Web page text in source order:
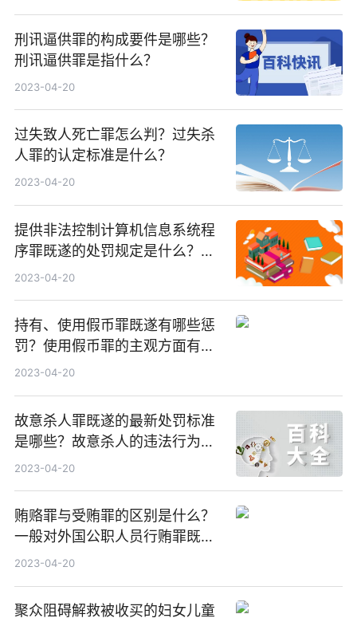
刑讯逼供罪的构成要件是哪些？
刑讯逼供罪是指什么？
2023-04-20
过失致人死亡罪怎么判？过失杀
人罪的认定标准是什么？
2023-04-20
提供非法控制计算机信息系统程
序罪既遂的处罚规定是什么？提
供非法控制计算机信息系统程序
2023-04-20
持有、使用假币罪既遂有哪些惩
罚？使用假币罪的主观方面有什
么内容？
2023-04-20
故意杀人罪既遂的最新处罚标准
是哪些？故意杀人的违法行为的
认定条件有哪些？
2023-04-20
贿赂罪与受贿罪的区别是什么？
一般对外国公职人员行贿罪既遂
是怎么量刑的？
2023-04-20
聚众阻碍解救被收买的妇女儿童